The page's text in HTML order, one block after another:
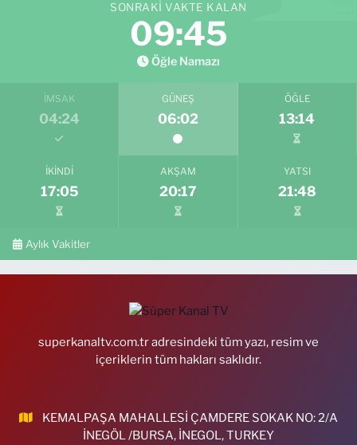
SONRAKI VAKTE KALAN
09:44
Öğle Namazı
İMSAK
04:24
GÜNEŞ
06:02
ÖĞLE
13:14
İKINDI
17:05
AKŞAM
20:17
YATSI
21:48
Aylık Vakitler
superkanaltv.com.tr adresindeki tüm yazı, resim ve
içeriklerin tüm hakları saklıdır.
KEMALPAŞA MAHALLESİ ÇAMDERE SOKAK NO: 2/A
İNEGÖL /BURSA, İNEGOL, TURKEY